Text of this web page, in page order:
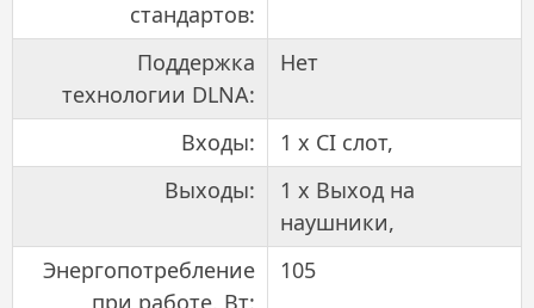
стандартов:
Поддержка
технологии DLNA:
Нет
Входы:
1 x CI слот,
Выходы:
1 x Выход на
наушники,
Энергопотребление
при работе, Вт:
105